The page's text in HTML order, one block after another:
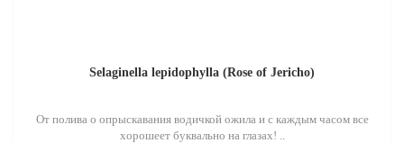
Selaginella lepidophylla (Rose of Jericho)
От полива о опрыскавания водичкой ожила и с каждым часом все
хорошеет буквально на глазах! ..